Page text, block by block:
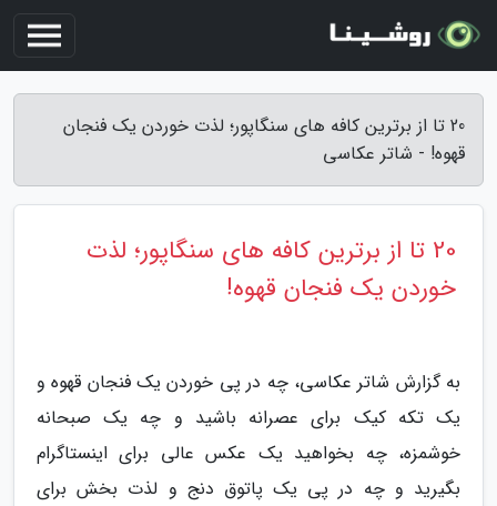
20 تا از برترین کافه های سنگاپور؛ لذت خوردن یک فنجان
قهوه! - شاتر عکاسی
20 تا از برترین کافه های سنگاپور؛ لذت
خوردن یک فنجان قهوه!
به گزارش شاتر عکاسی، چه در پی خوردن یک فنجان قهوه و
یک تکه کیک برای عصرانه باشید و چه یک صبحانه
خوشمزه، چه بخواهید یک عکس عالی برای اینستاگرام
بگیرید و چه در پی یک پاتوق دنج و لذت بخش برای